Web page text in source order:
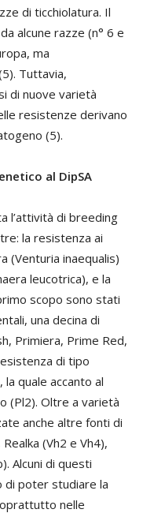
di ticchiolatura. Il
alcune razze (n° 6 e
ma
Tuttavia,
di nuove varietà
resistenze derivano
(5).
al DipSA
l’attività di breeding
la resistenza ai
(Venturia inaequalis)
leucotrica), e la
scopo sono stati
una decina di
Primiera, Prime Red,
di tipo
quale accanto al
(Pl2). Oltre a varietà
anche altre fonti di
(Vh2 e Vh4),
Alcuni di questi
di poter studiare la
nelle